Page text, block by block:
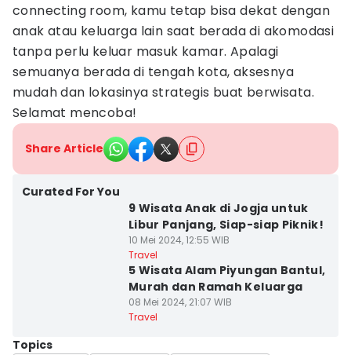
connecting room, kamu tetap bisa dekat dengan
anak atau keluarga lain saat berada di akomodasi
tanpa perlu keluar masuk kamar. Apalagi
semuanya berada di tengah kota, aksesnya
mudah dan lokasinya strategis buat berwisata.
Selamat mencoba!
Share Article
Curated For You
9 Wisata Anak di Jogja untuk
Libur Panjang, Siap-siap Piknik!
10 Mei 2024, 12:55 WIB
Travel
5 Wisata Alam Piyungan Bantul,
Murah dan Ramah Keluarga
08 Mei 2024, 21:07 WIB
Travel
Topics